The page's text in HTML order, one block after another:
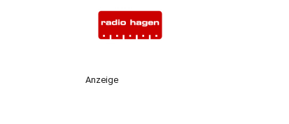
Anzeige